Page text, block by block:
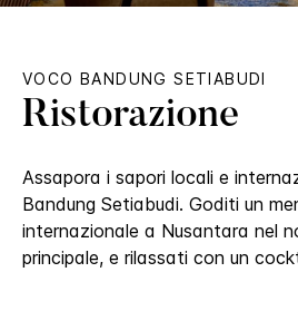
VOCO BANDUNG SETIABUDI
Ristorazione
Assapora i sapori locali e
Bandung Setiabudi. Goditi un
internazionale a Nusantara nel
principale, e rilassati con un